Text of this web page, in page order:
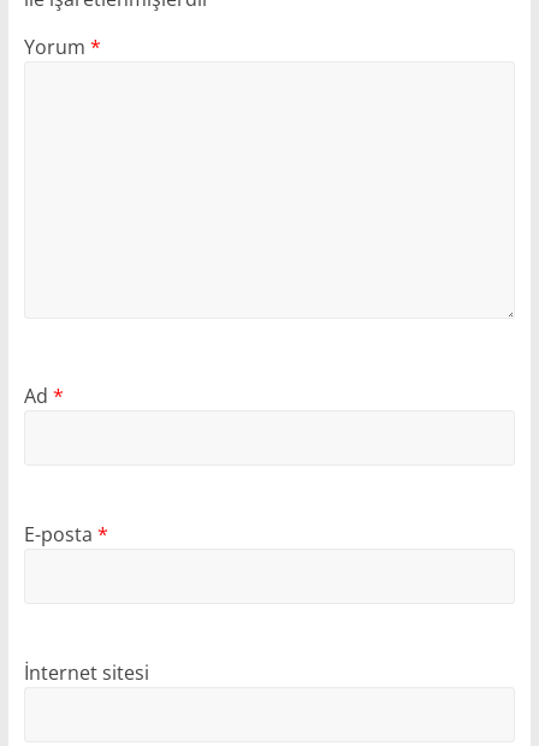
Yorum *
Ad *
E-posta *
İnternet sitesi